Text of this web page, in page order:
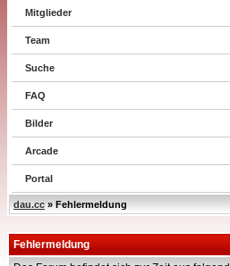
Mitglieder
Team
Suche
FAQ
Bilder
Arcade
Portal
dau.cc » Fehlermeldung
Fehlermeldung